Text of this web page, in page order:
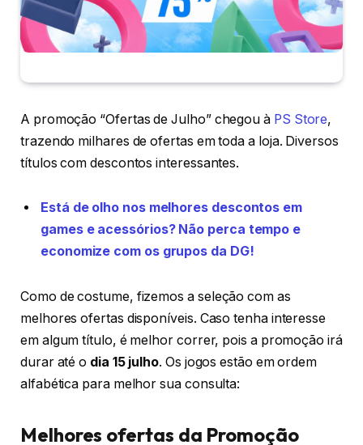
A promoção “Ofertas de Julho” chegou à PS Store,
trazendo milhares de ofertas em toda a loja. Diversos
títulos com descontos interessantes.
Está de olho nos melhores descontos em
games e acessórios? Não perca tempo e
economize com os grupos da DG!
Como de costume, fizemos a seleção com as
melhores ofertas disponíveis. Caso tenha interesse
em algum título, é melhor correr, pois a promoção irá
durar até o dia 15 julho. Os jogos estão em ordem
alfabética para melhor sua consulta:
Melhores ofertas da Promoção